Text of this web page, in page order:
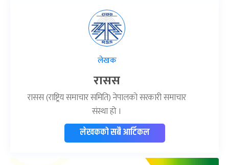
लेखक
रासस
रासस (राष्ट्रिय समाचार समिति) नेपालको सरकारी समाचार
संस्था हो ।
लेखकको सबै आर्टिकल